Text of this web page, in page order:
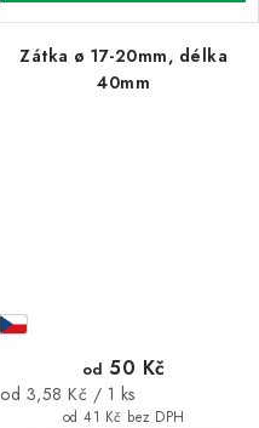
Zátka ø 17-20mm, délka
40mm
od 41 Kč bez DPH
od 50 Kč
Měrná
od 3,58 Kč / 1 ks